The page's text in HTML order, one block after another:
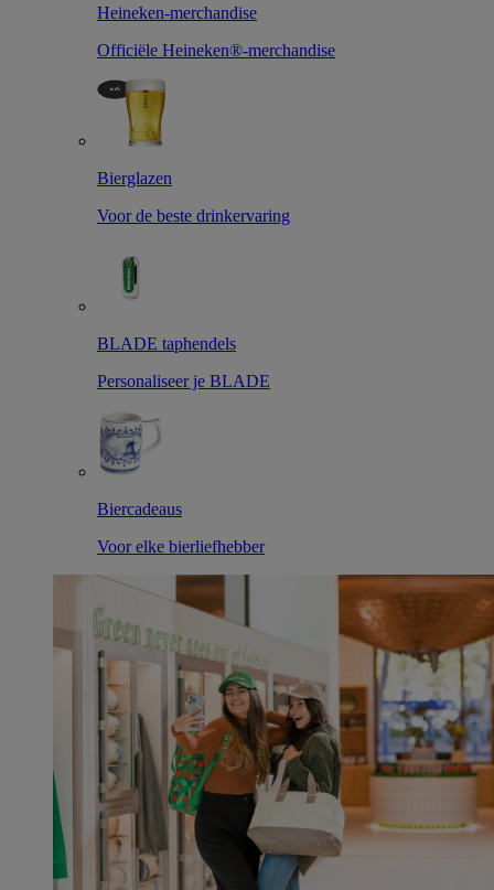
Heineken-merchandise
Officiële Heineken®-merchandise
Bierglazen
Voor de beste drinkervaring
BLADE taphendels
Personaliseer je BLADE
Biercadeaus
Voor elke bierliefhebber